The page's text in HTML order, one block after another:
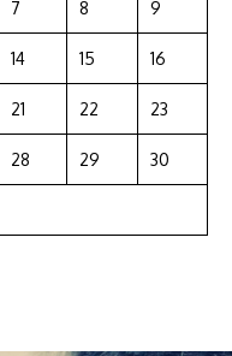
7 8 9
14 15 16
21 22 23
28 29 30